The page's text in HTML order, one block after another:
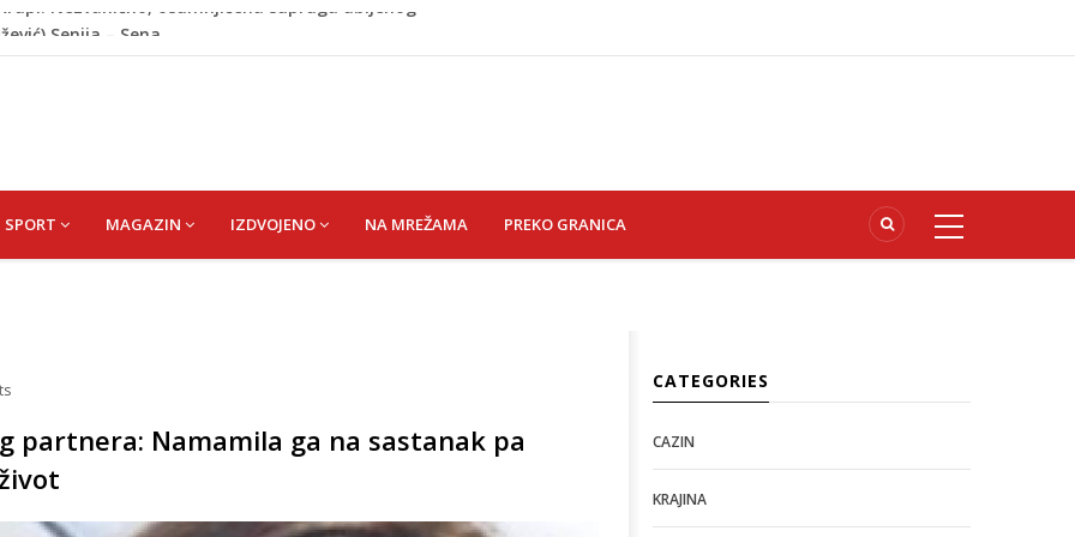
Senija – Sena
obilježavanja godišnjice: "Doživjela sam poniženje
sinu"
Nezvanično, osumnjičena supruga ubijenog
SPORT MAGAZIN IZDVOJENO NA MREŽAMA PREKO GRANICA
partnera: Namamila ga na sastanak pa
CATEGORIES
CAZIN
KRAJINA